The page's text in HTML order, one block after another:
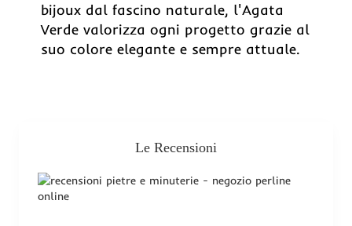
bijoux dal fascino naturale, l'Agata
Verde valorizza ogni progetto grazie al
suo colore elegante e sempre attuale.
Le Recensioni